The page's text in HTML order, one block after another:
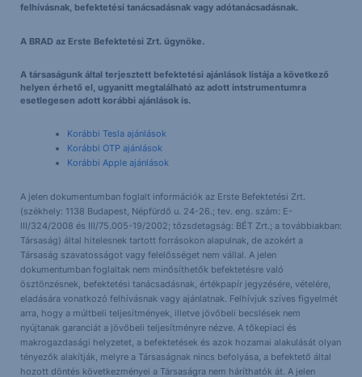
felhívásnak, befektetési tanácsadásnak vagy adótanácsadásnak.
A BRAD az Erste Befektetési Zrt. ügynöke.
A társaságunk által terjesztett befektetési ajánlások listája a következő
helyen érhető el, ugyanitt megtalálható az adott intstrumentumra
esetlegesen adott korábbi ajánlások is.
Korábbi Tesla ajánlások
Korábbi OTP ajánlások
Korábbi Apple ajánlások
A jelen dokumentumban foglalt információk az Erste Befektetési Zrt.
(székhely: 1138 Budapest, Népfürdő u. 24-26.; tev. eng. szám: E-
III/324/2008 és III/75.005-19/2002; tőzsdetagság: BÉT Zrt.; a továbbiakban:
Társaság) által hitelesnek tartott forrásokon alapulnak, de azokért a
Társaság szavatosságot vagy felelősséget nem vállal. A jelen
dokumentumban foglaltak nem minősíthetők befektetésre való
ösztönzésnek, befektetési tanácsadásnak, értékpapír jegyzésére, vételére,
eladására vonatkozó felhívásnak vagy ajánlatnak. Felhívjuk szíves figyelmét
arra, hogy a múltbeli teljesítmények, illetve jövőbeli becslések nem
nyújtanak garanciát a jövőbeli teljesítményre nézve. A tőkepiaci és
makrogazdasági helyzetet, a befektetések és azok hozamai alakulását olyan
tényezők alakítják, melyre a Társaságnak nincs befolyása, a befektető által
hozott döntés következményei a Társaságra nem háríthatók át. A jelen